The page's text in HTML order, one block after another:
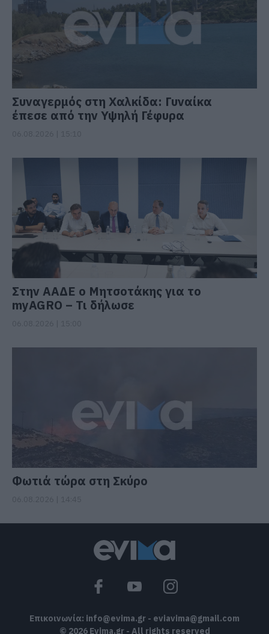
Συναγερμός στη Χαλκίδα: Γυναίκα
έπεσε από την Υψηλή Γέφυρα
Στην ΑΑΔΕ ο Μητσοτάκης για το
myAGRO – Τι δήλωσε
Φωτιά τώρα στη Σκύρο
Επικοινωνία: info@evima.gr - eviavima@gmail.com
© 2026 Evima.gr - All rights reserved